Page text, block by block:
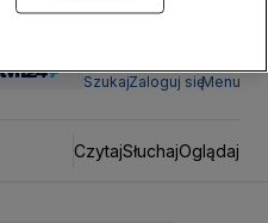
SzukajZaloguj sięMenu
CzytajSłuchajOglądaj